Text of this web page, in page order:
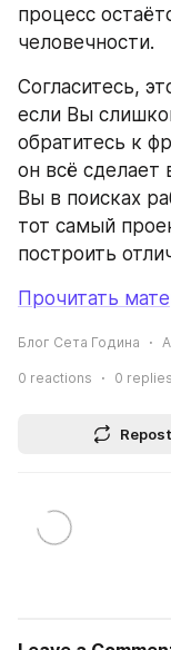
процесс
человечности.
Согласитесь,
если Вы
обратитесь к
он всё сделает
Вы в поисках
тот самый
построить
Прочитать
Блог Сета Година
0 reactions 0 replies
Repost